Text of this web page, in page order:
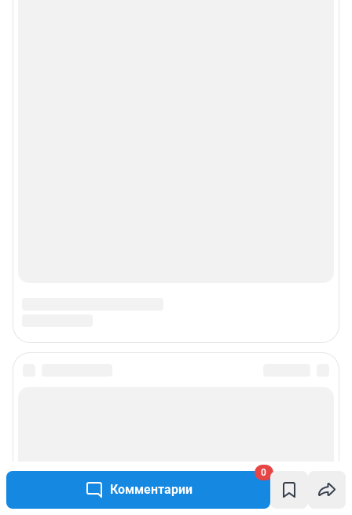
Комментарии
0